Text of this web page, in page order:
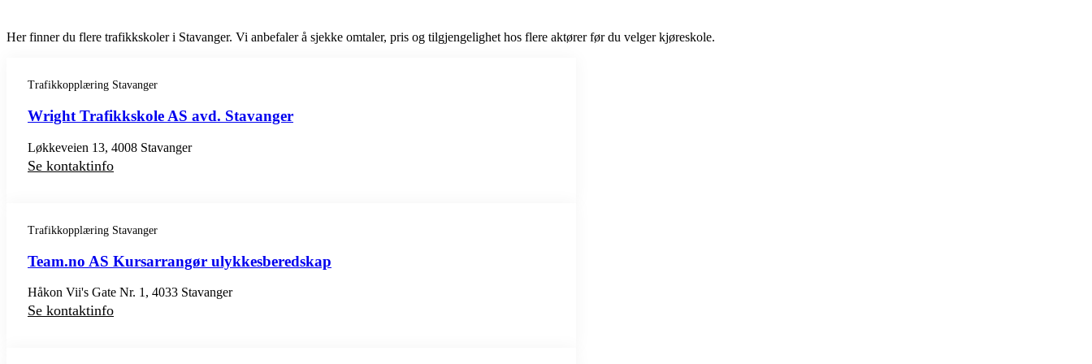
Her finner du flere trafikkskoler i Stavanger. Vi anbefaler å sjekke omtaler, pris og tilgjengelighet hos flere aktører før du velger kjøreskole.
Trafikkopplæring Stavanger
Wright Trafikkskole AS avd. Stavanger
Løkkeveien 13, 4008 Stavanger
Se kontaktinfo
Trafikkopplæring Stavanger
Team.no AS Kursarrangør ulykkesberedskap
Håkon Vii's Gate Nr. 1, 4033 Stavanger
Se kontaktinfo